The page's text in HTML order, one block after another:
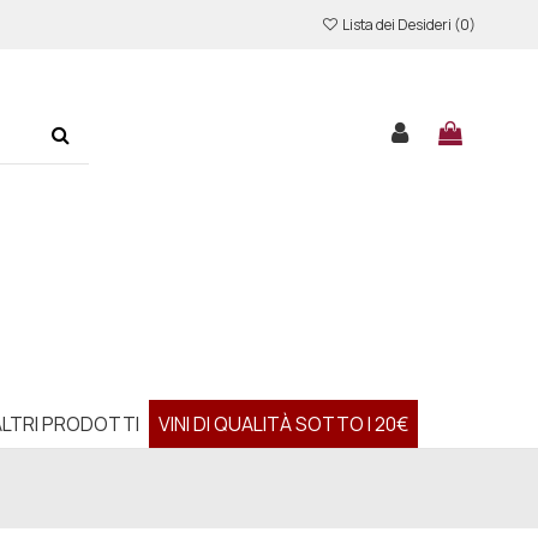
Lista dei Desideri (0)
PRODOTTI VINI DI QUALITÀ SOTTO I 20€